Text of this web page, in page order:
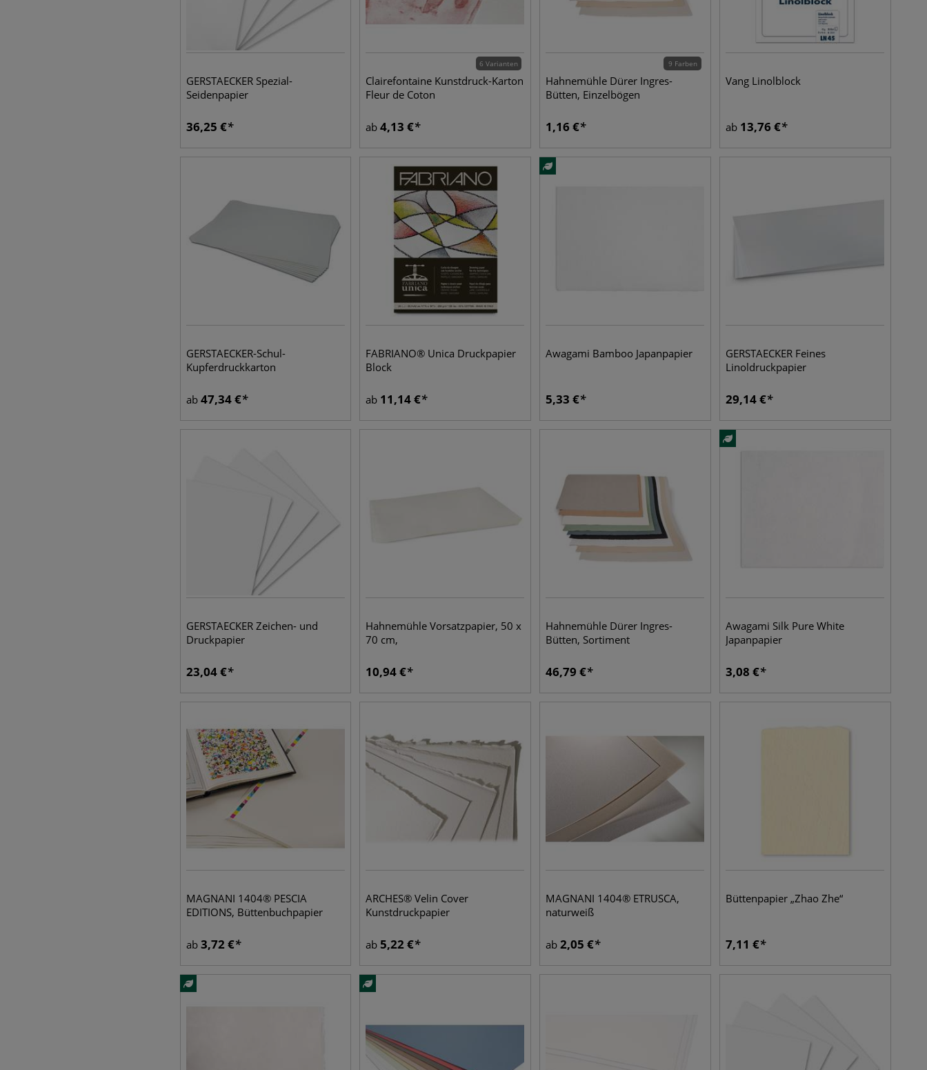
GERSTAECKER Spezial-
Seidenpapier
36,25 €
6 Varianten
Clairefontaine Kunstdruck-Karton
Fleur de Coton
ab 4,13 €
9 Farben
Hahnemühle Dürer Ingres-
Bütten, Einzelbögen
1,16 €
Vang Linolblock
ab 13,76 €
GERSTAECKER-Schul-
Kupferdruckkarton
ab 47,34€
FABRIANO® Unica Druckpapier
Block
ab 11,14€
Awagami Bamboo Japanpapier
5,33 €
GERSTAECKER Feines
Linoldruckpapier
29,14€
GERSTAECKER Zeichen- und
Druckpapier
23,04€
Hahnemühle Vorsatzpapier, 50 x
70 cm,
10,94€
Hahnemühle Dürer Ingres-
Bütten, Sortiment
46,79 €
Awagami Silk Pure White
Japanpapier
3,08 €
MAGNANI 1404® PESCIA
EDITIONS, Büttenbuchpapier
ab 3,72 €
ARCHES® Velin Cover
Kunstdruckpapier
ab 5,22 €
MAGNANI 1404® ETRUSCA,
naturweiß
ab 2,05 €
Büttenpapier „Zhao Zhe“
7,11 €